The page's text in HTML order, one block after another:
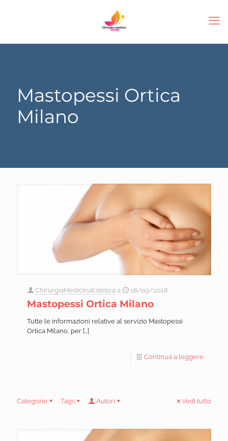
Mastopessi Ortica
Milano
ChirurgiaMedicinaEstetica a 18/09/2018
Mastopessi Ortica Milano
Tutte le informazioni relative al servizio Mastopessi
Ortica Milano, per […]
Continua a leggere
Categorie Tags Autori Vedi tutto